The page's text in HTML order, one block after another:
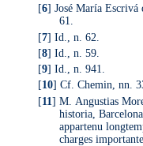
[6]José María
61.
[7]Id., n. 62.
[8]Id., n. 59.
[9]Id., n. 941.
[10]Cf. Chemin, nn.
[11]M. Angustias
historia,
appartenu
charges